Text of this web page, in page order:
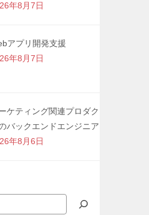
年8月7日
アプリ開発支援
年8月7日
ケティング関連プロダク
バックエンドエンジニア
年8月6日